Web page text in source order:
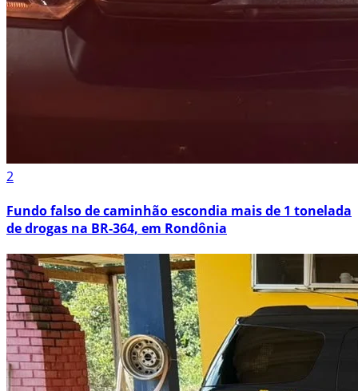
2
Fundo falso de caminhão escondia mais de 1 tonelada
de drogas na BR-364, em Rondônia